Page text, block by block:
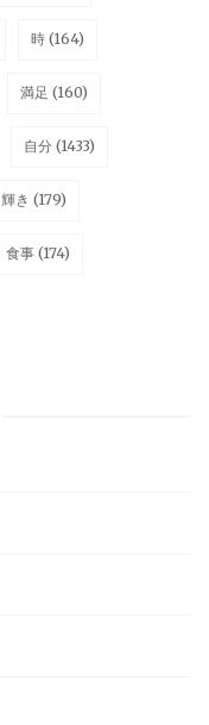
時 (164)
満足 (160)
自分 (1433)
輝き (179)
食事 (174)